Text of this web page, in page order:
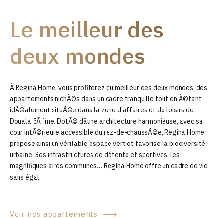
0
Le meilleur des
deux mondes
Ã Regina Home, vous profiterez du meilleur des deux mondes; des
appartements nichÃ©s dans un cadre tranquille tout en Ã©tant
idÃ©alement situÃ©e dans la zone d’affaires et de loisirs de
Douala 5Ã¨me. DotÃ© dâune architecture harmonieuse, avec sa
cour intÃ©rieure accessible du rez-de-chaussÃ©e, Regina Home
propose ainsi un véritable espace vert et favorise la biodiversité
urbaine. Ses infrastructures de détente et sportives, les
magnifiques aires communes… Regina Home offre un cadre de vie
sans égal.
Voir nos appartements